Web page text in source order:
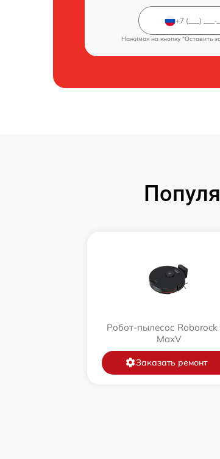
Нажимая на кнопку "Оставить
Робот-пылесос Roborock
MaxV
Заказать ремонт